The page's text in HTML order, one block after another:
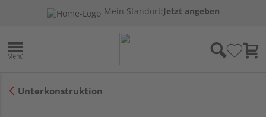
Mein Standort:Jetzt angeben
Unterkonstruktion